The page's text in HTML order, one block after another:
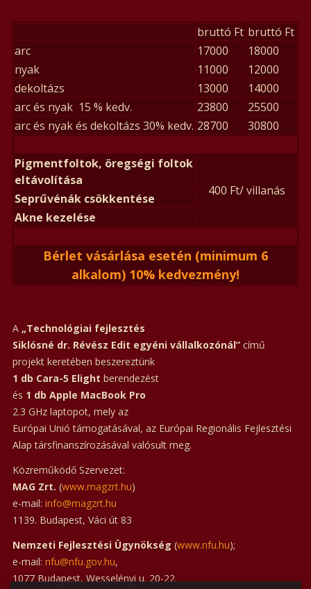
bruttó Ft bruttó Ft
arc
17000
18000
nyak
11000
12000
dekoltázs
13000
14000
arc és nyak 15 % kedv.
23800
25500
arc és nyak és dekoltázs 30% kedv. 28700 30800
Pigmentfoltok, öregségi foltok
eltávolítása
400 Ft/ villanás
Seprűvénák csökkentése
Akne kezelése
Bérlet vásárlása esetén (minimum 6
alkalom) 10% kedvezmény!
A „Technológiai fejlesztés
Siklósné dr. Révész Edit egyéni vállalkozónál” című
projekt keretében beszereztünk
1 db Cara-5 Elight berendezést
és 1 db Apple MacBook Pro
2.3 GHz laptopot, mely az
Európai Unió támogatásával, az Európai Regionális Fejlesztési
Alap társfinanszírozásával valósult meg.
Közreműködő Szervezet:
MAG Zrt. (www.magzrt.hu)
e-mail: info@magzrt.hu
1139. Budapest, Váci út 83
Nemzeti Fejlesztési Ügynökség (www.nfu.hu);
e-mail: nfu@nfu.gov.hu,
1077 Budapest, Wesselényi u. 20-22.